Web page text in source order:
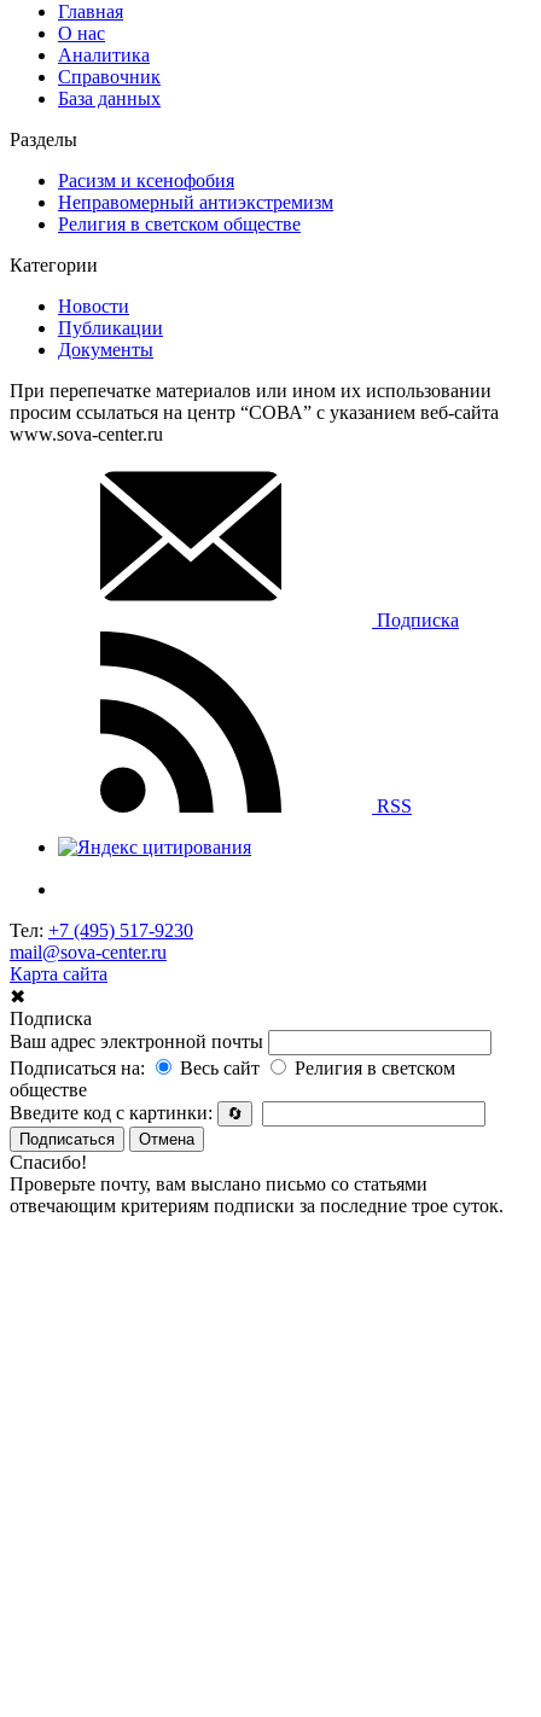
Главная
О нас
Аналитика
Справочник
База данных
Разделы
Расизм и ксенофобия
Неправомерный антиэкстремизм
Религия в светском обществе
Категории
Новости
Публикации
Документы
При перепечатке материалов или ином их использовании
просим ссылаться на центр “СОВА” с указанием веб-сайта
www.sova-center.ru
Подписка
RSS
Тел: +7 (495) 517-9230
mail@sova-center.ru
Карта сайта
✖
Подписка
Ваш адрес электронной почты
Подписаться на:
Весь сайт
Религия в светском
обществе
Введите код с картинки:
🔄
Подписаться
Отмена
Спасибо!
Проверьте почту, вам выслано письмо со статьями
отвечающим критериям подписки за последние трое суток.